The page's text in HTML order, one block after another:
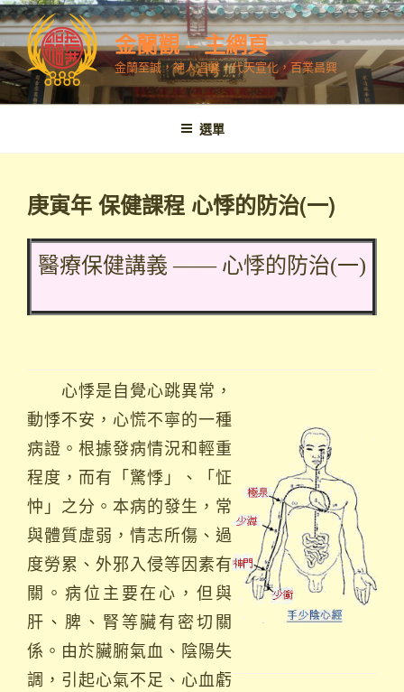
跳
至
內
容
金蘭觀 – 主網頁
金蘭至誠，神人溫馨，代天宣化，百業昌興
選單
庚寅年 保健課程 心悸的防治(一)
醫療保健講義 —— 心悸的防治(一)
心悸是自覺心跳異常，
動悸不安，心慌不寧的一種
病證。根據發病情況和輕重
程度，而有「驚悸」、「怔
忡」之分。本病的發生，常
與體質虛弱，情志所傷、過
度勞累、外邪入侵等因素有
關。病位主要在心，但與
肝、脾、腎等臟有密切關
係。由於臟腑氣血、陰陽失
調，引起心氣不足、心血虧